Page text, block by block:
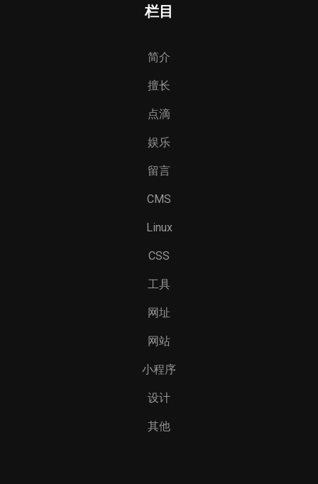
栏目
简介
擅长
点滴
娱乐
留言
CMS
Linux
CSS
工具
网址
网站
小程序
设计
其他